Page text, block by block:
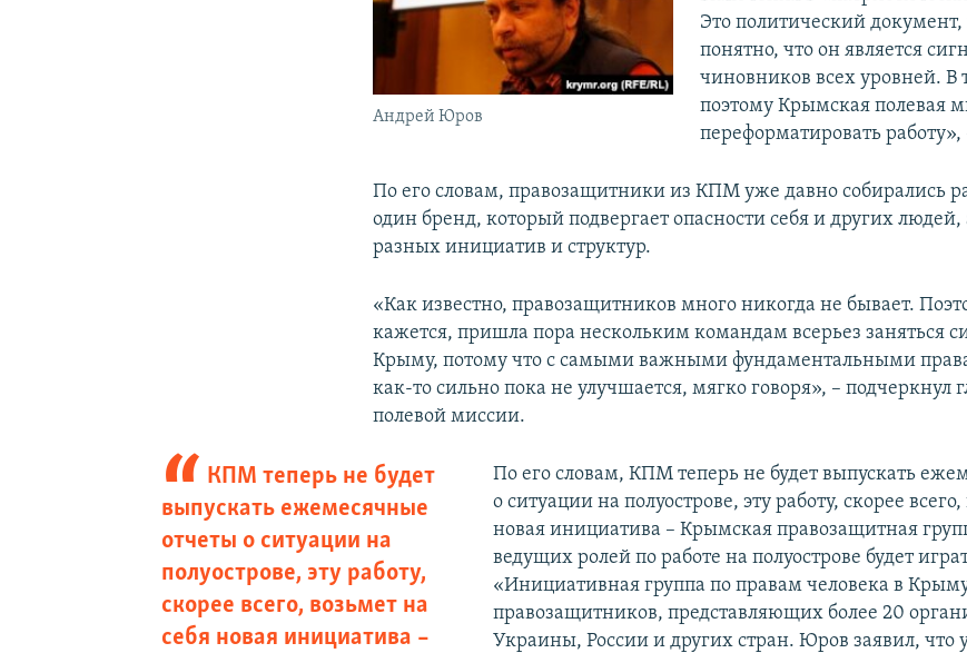
Андрей Юров
Это политический
понятно, что он является
чиновников всех уровней. В
поэтому Крымская полевая
переформатировать
По его словам, правозащитники из КПМ уже давно собирались
один бренд, который подвергает опасности себя и других
разных инициатив и структур.
«Как известно, правозащитников много никогда не бывает.
кажется, пришла пора нескольким командам всерьез заняться
Крыму, потому что с самыми важными фундаментальными
как-то сильно пока не улучшается, мягко говоря», – подчеркнул
полевой миссии.
КПМ теперь не будет
выпускать ежемесячные
отчеты о ситуации на
полуострове, эту работу,
скорее всего, возьмет на
себя новая инициатива –
По его словам, КПМ теперь не будет выпускать
о ситуации на полуострове, эту работу, скорее
новая инициатива – Крымская правозащитная
ведущих ролей по работе на полуострове будет
«Инициативная группа по правам человека в
правозащитников, представляющих более 20
Украины, России и других стран. Юров заявил, что